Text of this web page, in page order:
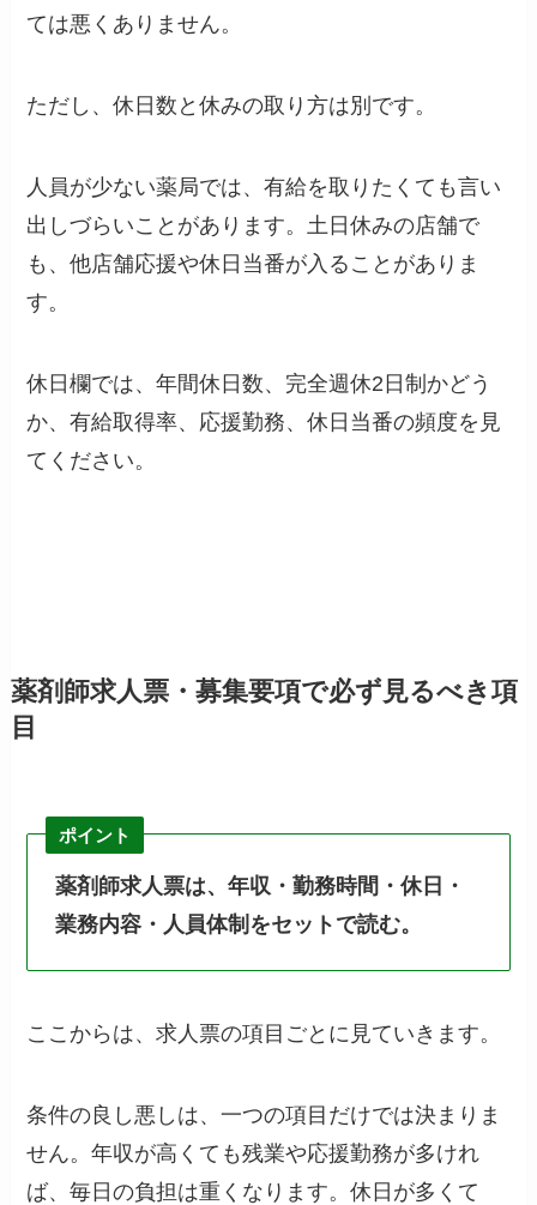
ては悪くありません。
ただし、休日数と休みの取り方は別です。
人員が少ない薬局では、有給を取りたくても言い
出しづらいことがあります。土日休みの店舗で
も、他店舗応援や休日当番が入ることがありま
す。
休日欄では、年間休日数、完全週休2日制かどう
か、有給取得率、応援勤務、休日当番の頻度を見
てください。
薬剤師求人票・募集要項で必ず見るべき項
目
ポイント
薬剤師求人票は、年収・勤務時間・休日・
業務内容・人員体制をセットで読む。
ここからは、求人票の項目ごとに見ていきます。
条件の良し悪しは、一つの項目だけでは決まりま
せん。年収が高くても残業や応援勤務が多けれ
ば、毎日の負担は重くなります。休日が多くて